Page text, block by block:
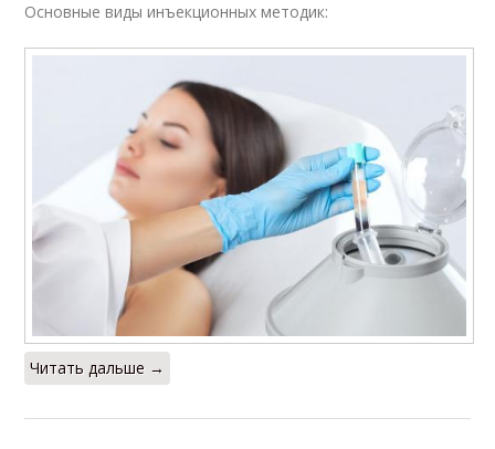
Основные виды инъекционных методик:
Читать дальше →